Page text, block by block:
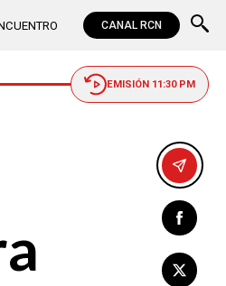
CANAL RCN
EMISIÓN 11:30 PM